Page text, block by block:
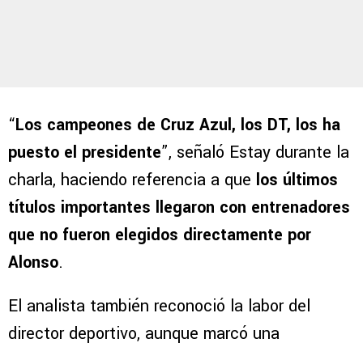
“Los campeones de Cruz Azul, los DT, los ha
puesto el presidente”, señaló Estay durante la
charla, haciendo referencia a que los últimos
títulos importantes llegaron con entrenadores
que no fueron elegidos directamente por
Alonso.
El analista también reconoció la labor del
director deportivo, aunque marcó una